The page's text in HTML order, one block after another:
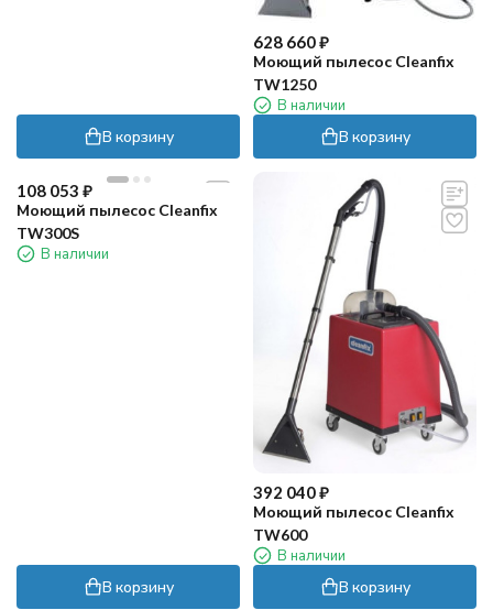
В корзину
628 660₽
Моющий пылесос Cleanfix
TW1250
В наличии
В корзину
108 053 ₽
Моющий пылесос Cleanfix
TW300S
В наличии
В корзину
392 040₽
Моющий пылесос Cleanfix
TW600
В наличии
В корзину